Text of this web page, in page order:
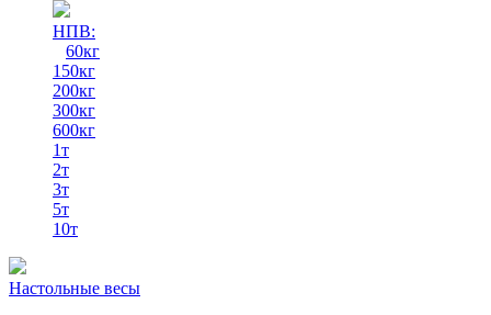
НПВ:
60кг
150кг
200кг
300кг
600кг
1т
2т
3т
5т
10т
Настольные весы